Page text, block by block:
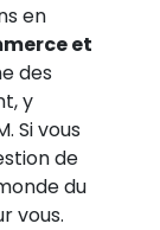
en
et
des
y
Si vous
de
du
vous.